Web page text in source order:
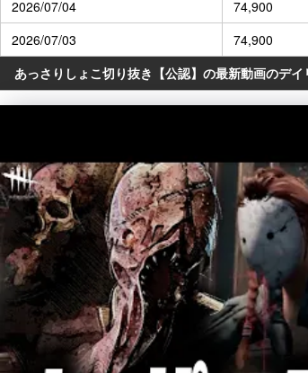
2026/07/04
74,900
2026/07/03
74,900
あっさりしょこ切り抜き【公認】の最新動画のデイ